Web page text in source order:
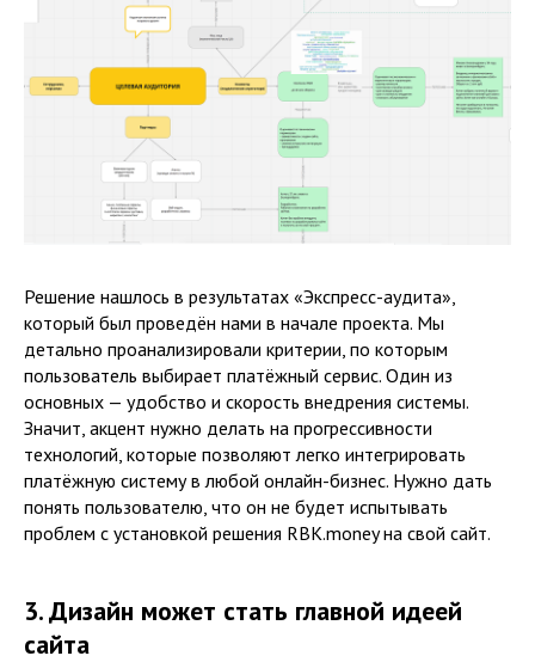
Решение нашлось в результатах «Экспресс-аудита»,
который был проведён нами в начале проекта. Мы
детально проанализировали критерии, по которым
пользователь выбирает платёжный сервис. Один из
основных — удобство и скорость внедрения системы.
Значит, акцент нужно делать на прогрессивности
технологий, которые позволяют легко интегрировать
платёжную систему в любой онлайн-бизнес. Нужно дать
понять пользователю, что он не будет испытывать
проблем с установкой решения RBK.money на свой сайт.
3. Дизайн может стать главной идеей
сайта